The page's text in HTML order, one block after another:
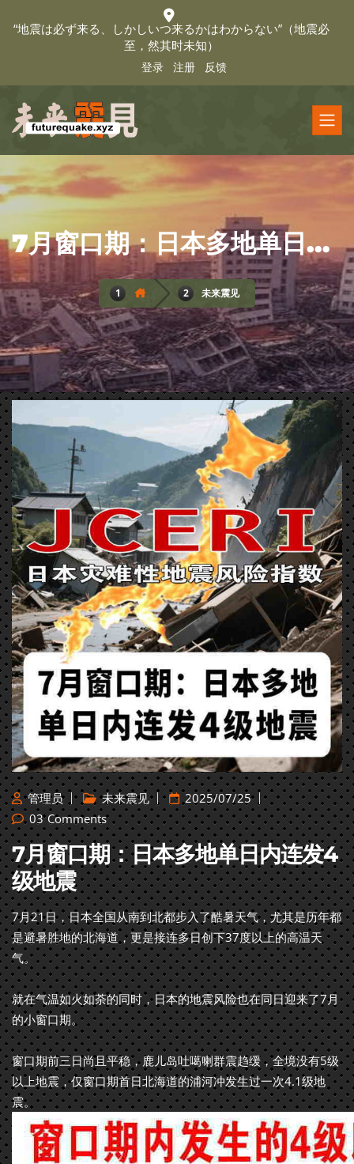
“地震は必ず来る、しかしいつ来るかはわからない”（地震必
至，然其时未知）
登录 注册 反馈
7月窗口期：日本多地单日内连发4级地震
未来震见
管理员 未来震见
2025/07/25
03 Comments
7月窗口期：日本多地单日内连发4
级地震
7月21日，日本全国从南到北都步入了酷暑天气，尤其是历年都
是避暑胜地的北海道，更是接连多日创下37度以上的高温天
气。
就在气温如火如荼的同时，日本的地震风险也在同日迎来了7月
的小窗口期。
窗口期前三日尚且平稳，鹿儿岛吐噶喇群震趋缓，全境没有5级
以上地震，仅窗口期首日北海道的浦河冲发生过一次4.1级地
震。